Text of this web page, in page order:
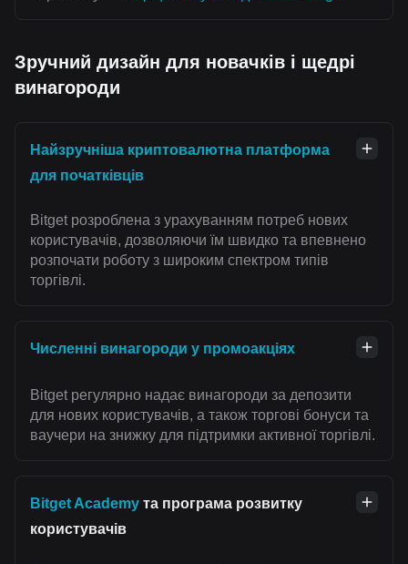
Зручний дизайн для новачків і щедрі
винагороди
Найзручніша криптовалютна платформа
для початківців
Bitget розроблена з урахуванням потреб нових
користувачів, дозволяючи їм швидко та впевнено
розпочати роботу з широким спектром типів
торгівлі.
Численні винагороди у промоакціях
Bitget регулярно надає винагороди за депозити
для нових користувачів, а також торгові бонуси та
ваучери на знижку для підтримки активної торгівлі.
Bitget Academy та програма розвитку
користувачів